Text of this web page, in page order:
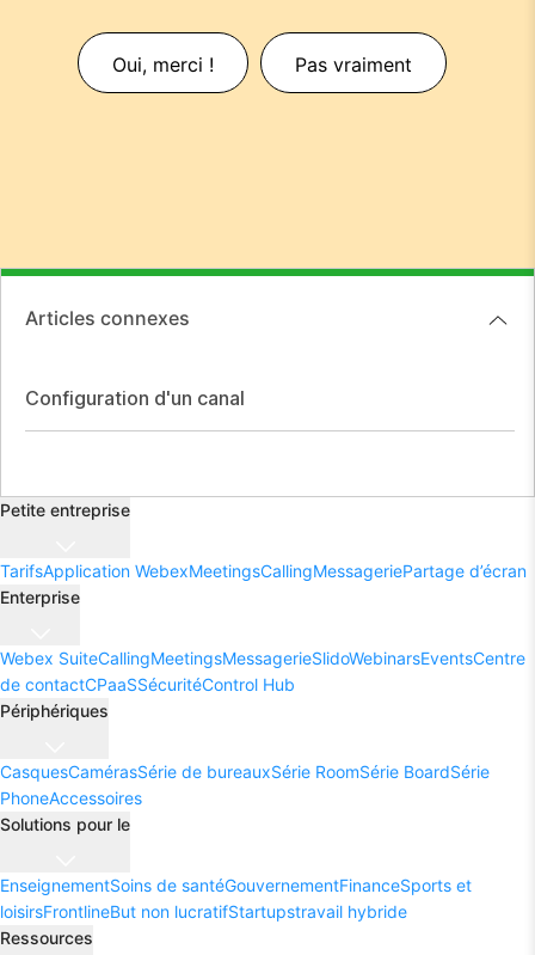
Oui, merci ! Pas vraiment
Articles connexes
Configuration d'un canal
Petite entreprise
TarifsApplication WebexMeetingsCallingMessageriePartage d’écran
Enterprise
Webex SuiteCallingMeetingsMessagerieSlidoWebinarsEventsCentre
de contactCPaaSSécuritéControl Hub
Périphériques
CasquesCamérasSérie de bureauxSérie RoomSérie BoardSérie
PhoneAccessoires
Solutions pour le
EnseignementSoins de santéGouvernementFinanceSports et
loisirsFrontlineBut non lucratifStartupstravail hybride
Ressources